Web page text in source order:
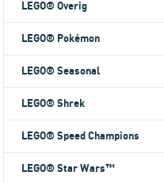
LEGO® Overig
LEGO® Pokémon
LEGO® Seasonal
LEGO® Shrek
LEGO® Speed Champions
LEGO® Star Wars™